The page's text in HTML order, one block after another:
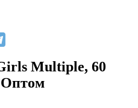
Multiple, 60
Оптом